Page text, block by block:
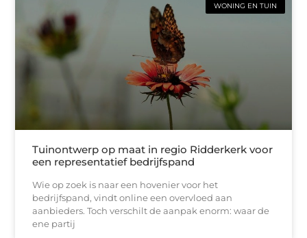
WONING EN TUIN
Tuinontwerp op maat in regio Ridderkerk voor
een representatief bedrijfspand
Wie op zoek is naar een hovenier voor het
bedrijfspand, vindt online een overvloed aan
aanbieders. Toch verschilt de aanpak enorm: waar de
ene partij